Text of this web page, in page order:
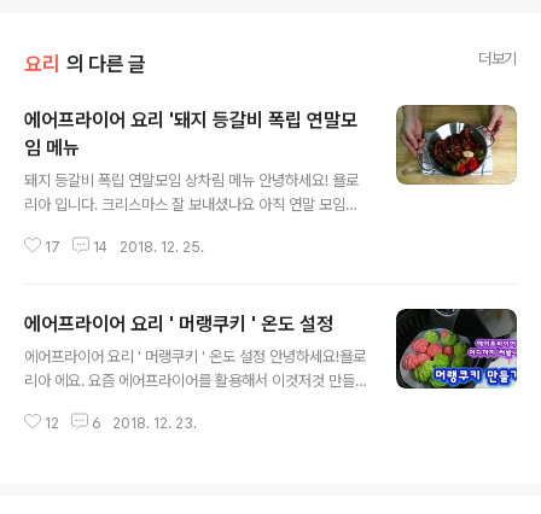
요리 의 다른 글 더보기
에어프라이어 요리 '돼지 등갈비 폭립 연말모
임 메뉴
돼지 등갈비 폭립 연말모임 상차림 메뉴 안녕하세요! 욜로
리아 입니다. 크리스마스 잘 보내셨나요 아직 연말 모임이
지 등갈비, 폭립은 어떨까요? 에어프라이어로 또 만들어 봤
어프라이어 요리 돼지등갈비 폭립 레시피1.돼지등갈비 핏
물 빼기 찬물에 담궈주세요얼음을 넣어주면 핏물 빼는데
시간이 단축됩니다. 그냥 찬물은 2시간 정도 얼음물은 1시
큼직하게 썰어주세요 3.등갈비 밑간 하기 핏물 빠진 등갈
17 14 2018. 12. 25.
에어프라이어 요리 ' 머랭쿠키 ' 온도 설정
에어프라이어 요리 ' 머랭쿠키 ' 온도 설정 안녕하세요!욜로
리아 에요. 요즘 에어프라이어를 활용해서 이것저것 만들
능할까? 이 생각이 에어프라이어 앞으로 가게 했어요 . 바
12 6 2018. 12. 23.